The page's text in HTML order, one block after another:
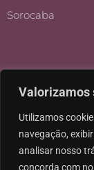
Valorizamos
Utilizamos
navegação,
analisar nosso
concorda com
Sorocaba